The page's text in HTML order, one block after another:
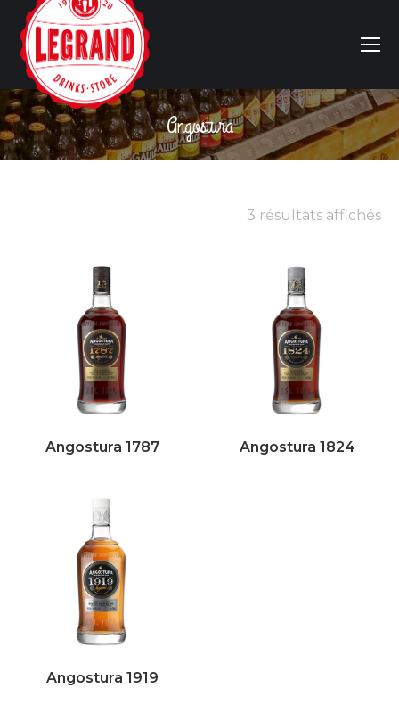
Angostura
Vous êtes ici :
3 résultats affichés
Angostura 1787 Angostura 1824
Angostura 1919